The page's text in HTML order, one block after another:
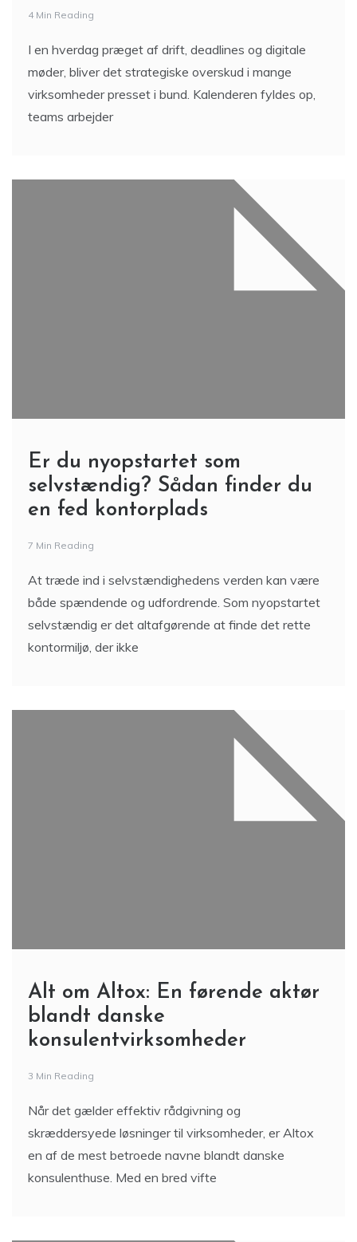
4 Min Reading
I en hverdag præget af drift, deadlines og digitale
møder, bliver det strategiske overskud i mange
virksomheder presset i bund. Kalenderen fyldes op,
teams arbejder
Er du nyopstartet som
selvstændig? Sådan finder du
en fed kontorplads
7 Min Reading
At træde ind i selvstændighedens verden kan være
både spændende og udfordrende. Som nyopstartet
selvstændig er det altafgørende at finde det rette
kontormiljø, der ikke
Alt om Altox: En førende aktør
blandt danske
konsulentvirksomheder
3 Min Reading
Når det gælder effektiv rådgivning og
skræddersyede løsninger til virksomheder, er Altox
en af de mest betroede navne blandt danske
konsulenthuse. Med en bred vifte